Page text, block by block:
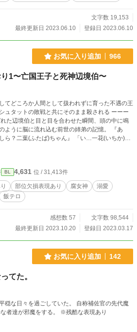
文字数 19,153
最終更新日 2023.06.10
登録日 2023.06.10
お気に入り追加 966
1〜亡国王子と死神辺境伯〜
てどころか人間として扱われずに育った不遇の王
ュタットの敗戦と共にそのまま殺される ーーー
うに脳に流れ込む前世の姉弟の記憶。 『あ
たば)ちゃん』 「い…一花(いちか)
最初のミッションよ二葉ちゃん！そこのイケメン
「え…なにこの可愛い生き
めのボーイがラブするストーリー、開幕です。 *
みになります！誤字脱字は認証せずにそっと修正
に過ごしています。グロ耐性のない方は自己責任
のでハッピーエンドではなくメリーバッドエンド
BL 4,631 位 / 31,413件
部位欠損表現あり 腐女神
溺愛
飯テロ
感想数 57
文字数 98,544
最終更新日 2023.10.20
登録日 2023.03.17
お気に入り追加 142
てた。
穏な日々を過ごしていた。 自称補佐官の先代魔
王アゼルと共に。 それを無粋な者達が邪魔をする。 ※残酷な表現あり